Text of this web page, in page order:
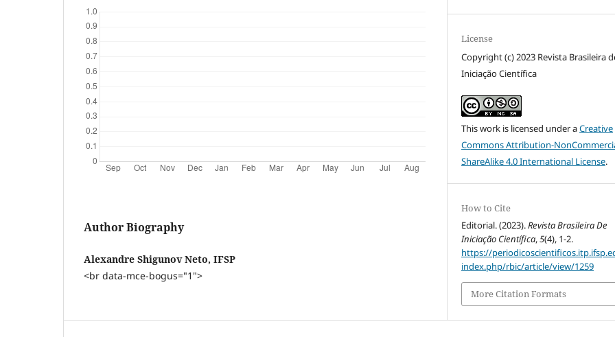
Author Biography
Alexandre Shigunov Neto, IFSP
<br data-mce-bogus="1">
License
Copyright (c) 2023 Revista Brasileira
Iniciação Científica
This work is licensed under aCreative
Commons Attribution-
ShareAlike 4.0 International License.
How to Cite
Editorial. (2023).Revista Brasileira De
Iniciação Científica,5(4), 1-2.
https://
index.php/rbic/article/view/1259
More Citation Formats